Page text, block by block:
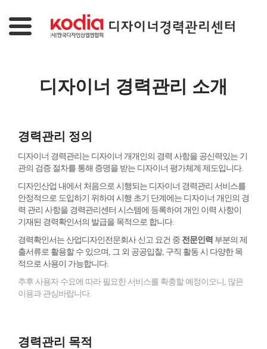
디자이너 경력관리 소개
경력관리 정의
디자이너 경력관리는 디자이너 개개인의 경력 사항을 공신력있는 기
관의 검증 절차를 통해 증명을 받는 디자이너 평가체계 제도입니다.
디자인산업 내에서 처음으로 시행되는 디자이너 경력관리 서비스를
안정적으로 도입하기 위하여 시행 초기 단계에는 디자이너 개인의 경
력 관리 사항을 경력관리센터 시스템에 등록하여 개인 이력 사항이
기재된 경력확인서의 발급을 목적으로 합니다.
경력확인서는 산업디자인전문회사 신고 요건 중 전문인력 부분의 제
출서류로 활용할 수 있으며, 그 외 공공입찰, 구직 활동 시 다양한 목
적으로 사용이 가능합니다.
추후 사용자 수요에 따라 필요한 서비스를 확충할 예정이오니, 많은
이용과 관심바랍니다.
경력관리 목적